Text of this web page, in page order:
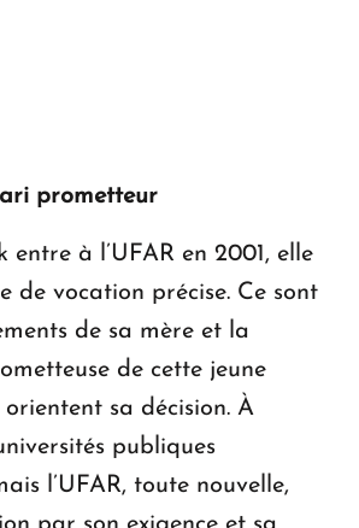
prometteur
à l’UFAR en 2001, elle
de vocation précise. Ce sont
de sa mère et la
de cette jeune
sa décision. À
publiques
l’UFAR, toute nouvelle,